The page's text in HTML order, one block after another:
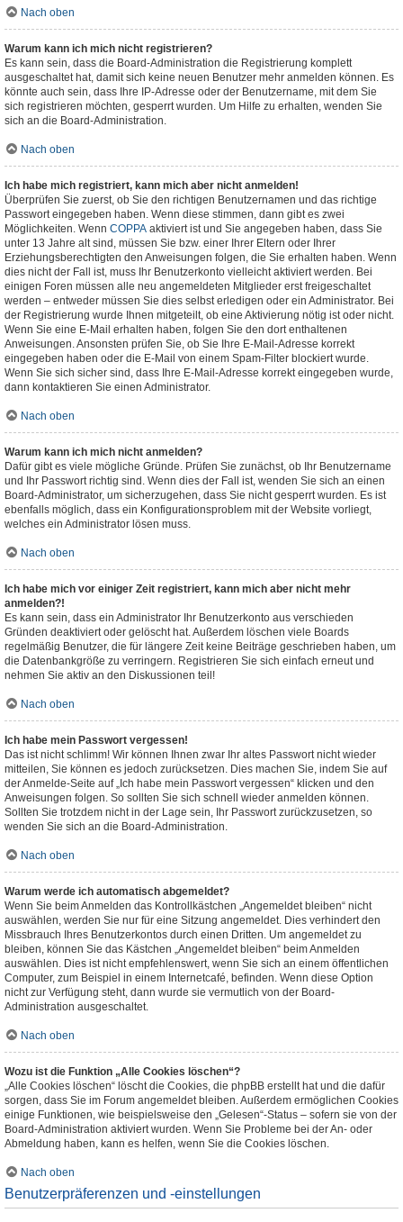
Nach oben
Warum kann ich mich nicht registrieren?
Es kann sein, dass die Board-Administration die Registrierung komplett
ausgeschaltet hat, damit sich keine neuen Benutzer mehr anmelden können. Es
könnte auch sein, dass Ihre IP-Adresse oder der Benutzername, mit dem Sie
sich registrieren möchten, gesperrt wurden. Um Hilfe zu erhalten, wenden Sie
sich an die Board-Administration.
Nach oben
Ich habe mich registriert, kann mich aber nicht anmelden!
Überprüfen Sie zuerst, ob Sie den richtigen Benutzernamen und das richtige
Passwort eingegeben haben. Wenn diese stimmen, dann gibt es zwei
Möglichkeiten. Wenn COPPA aktiviert ist und Sie angegeben haben, dass Sie
unter 13 Jahre alt sind, müssen Sie bzw. einer Ihrer Eltern oder Ihrer
Erziehungsberechtigten den Anweisungen folgen, die Sie erhalten haben. Wenn
dies nicht der Fall ist, muss Ihr Benutzerkonto vielleicht aktiviert werden. Bei
einigen Foren müssen alle neu angemeldeten Mitglieder erst freigeschaltet
werden – entweder müssen Sie dies selbst erledigen oder ein Administrator. Bei
der Registrierung wurde Ihnen mitgeteilt, ob eine Aktivierung nötig ist oder nicht.
Wenn Sie eine E-Mail erhalten haben, folgen Sie den dort enthaltenen
Anweisungen. Ansonsten prüfen Sie, ob Sie Ihre E-Mail-Adresse korrekt
eingegeben haben oder die E-Mail von einem Spam-Filter blockiert wurde.
Wenn Sie sich sicher sind, dass Ihre E-Mail-Adresse korrekt eingegeben wurde,
dann kontaktieren Sie einen Administrator.
Nach oben
Warum kann ich mich nicht anmelden?
Dafür gibt es viele mögliche Gründe. Prüfen Sie zunächst, ob Ihr Benutzername
und Ihr Passwort richtig sind. Wenn dies der Fall ist, wenden Sie sich an einen
Board-Administrator, um sicherzugehen, dass Sie nicht gesperrt wurden. Es ist
ebenfalls möglich, dass ein Konfigurationsproblem mit der Website vorliegt,
welches ein Administrator lösen muss.
Nach oben
Ich habe mich vor einiger Zeit registriert, kann mich aber nicht mehr
anmelden?!
Es kann sein, dass ein Administrator Ihr Benutzerkonto aus verschieden
Gründen deaktiviert oder gelöscht hat. Außerdem löschen viele Boards
regelmäßig Benutzer, die für längere Zeit keine Beiträge geschrieben haben, um
die Datenbankgröße zu verringern. Registrieren Sie sich einfach erneut und
nehmen Sie aktiv an den Diskussionen teil!
Nach oben
Ich habe mein Passwort vergessen!
Das ist nicht schlimm! Wir können Ihnen zwar Ihr altes Passwort nicht wieder
mitteilen, Sie können es jedoch zurücksetzen. Dies machen Sie, indem Sie auf
der Anmelde-Seite auf „Ich habe mein Passwort vergessen“ klicken und den
Anweisungen folgen. So sollten Sie sich schnell wieder anmelden können.
Sollten Sie trotzdem nicht in der Lage sein, Ihr Passwort zurückzusetzen, so
wenden Sie sich an die Board-Administration.
Nach oben
Warum werde ich automatisch abgemeldet?
Wenn Sie beim Anmelden das Kontrollkästchen „Angemeldet bleiben“ nicht
auswählen, werden Sie nur für eine Sitzung angemeldet. Dies verhindert den
Missbrauch Ihres Benutzerkontos durch einen Dritten. Um angemeldet zu
bleiben, können Sie das Kästchen „Angemeldet bleiben“ beim Anmelden
auswählen. Dies ist nicht empfehlenswert, wenn Sie sich an einem öffentlichen
Computer, zum Beispiel in einem Internetcafé, befinden. Wenn diese Option
nicht zur Verfügung steht, dann wurde sie vermutlich von der Board-
Administration ausgeschaltet.
Nach oben
Wozu ist die Funktion „Alle Cookies löschen“?
„Alle Cookies löschen“ löscht die Cookies, die phpBB erstellt hat und die dafür
sorgen, dass Sie im Forum angemeldet bleiben. Außerdem ermöglichen Cookies
einige Funktionen, wie beispielsweise den „Gelesen“-Status – sofern sie von der
Board-Administration aktiviert wurden. Wenn Sie Probleme bei der An- oder
Abmeldung haben, kann es helfen, wenn Sie die Cookies löschen.
Nach oben
Benutzerpräferenzen und -einstellungen